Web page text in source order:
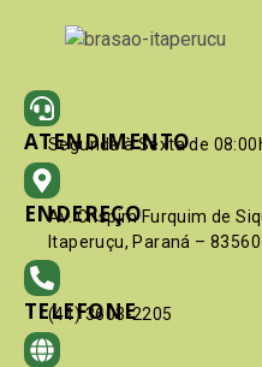
ATENDIMENTO
Segunda à Sexta de
ENDEREÇO
Av. Crispim Furquim de
Itaperuçu, Paraná –
TELEFONE
(41) 3603-2205